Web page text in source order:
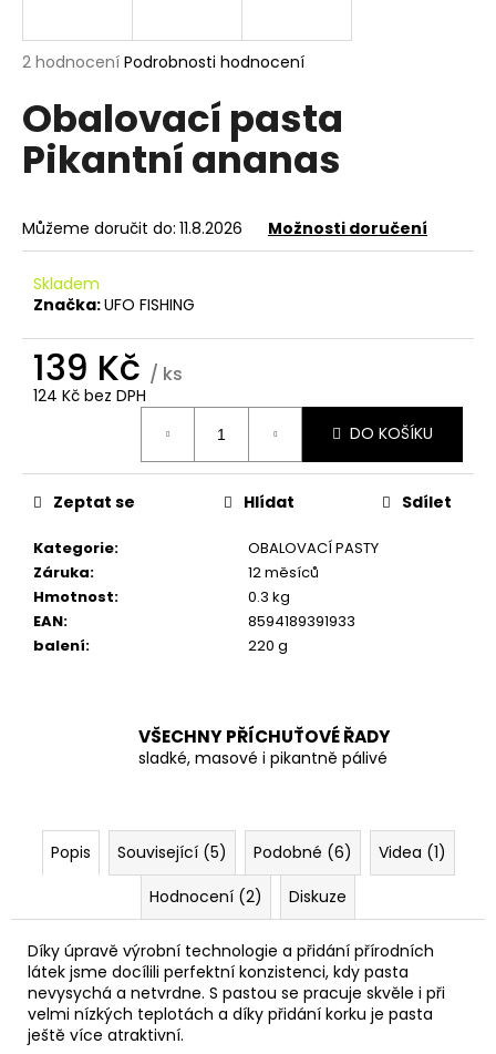
Průměrné
produktu
je
5,0
2 hodnocení Podrobnosti hodnocení
Obalovací pasta
Pikantní ananas
Můžeme doručit do: 11.8.2026 Možnosti doručení
Skladem
Značka:UFO FISHING
139 Kč / ks
124 Kč bez DPH
DO KOŠÍKU
Kategorie:
OBALOVACÍ PASTY
Záruka:
12 měsíců
Hmotnost:
0.3 kg
EAN:
8594189391933
balení: 220 g
Zeptat se Hlídat Sdílet
VŠECHNY PŘÍCHUŤOVÉ ŘADY
sladké, masové i pikantně pálivé
Popis Související (5) Podobné (6)
Videa (1)
Hodnocení (2)
Diskuze
Díky úpravě výrobní technologie a přidání přírodních
látek jsme docílili perfektní konzistenci, kdy pasta
nevysychá a netvrdne. S pastou se pracuje skvěle i při
velmi nízkých teplotách a díky přidání korku je pasta
ještě více atraktivní.
j
t
?
HLEDAT
D
p
u
č
e
m
e